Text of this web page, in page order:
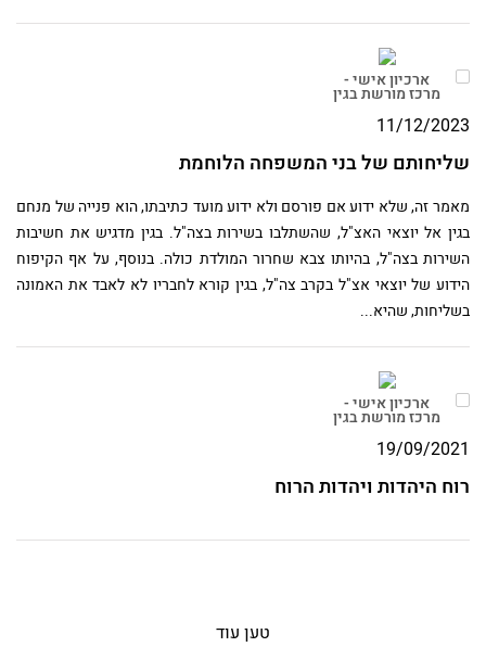
ארכיון אישי -
מרכז מורשת בגין
11/12/2023
שליחותם של בני המשפחה הלוחמת
מאמר זה, שלא ידוע אם פורסם ולא ידוע מועד כתיבתו, הוא פנייה של מנחם
בגין אל יוצאי האצ"ל, שהשתלבו בשירות בצה"ל. בגין מדגיש את חשיבות
השירות בצה"ל, בהיותו צבא שחרור המולדת כולה. בנוסף, על אף הקיפוח
הידוע של יוצאי אצ"ל בקרב צה"ל, בגין קורא לחבריו לא לאבד את האמונה
בשליחות, שהיא...
ארכיון אישי -
מרכז מורשת בגין
19/09/2021
רוח היהדות ויהדות הרוח
טען עוד